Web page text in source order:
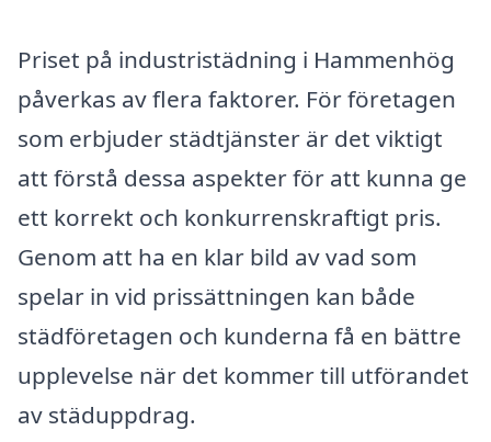
Priset på industristädning i Hammenhög
påverkas av flera faktorer. För företagen
som erbjuder städtjänster är det viktigt
att förstå dessa aspekter för att kunna ge
ett korrekt och konkurrenskraftigt pris.
Genom att ha en klar bild av vad som
spelar in vid prissättningen kan både
städföretagen och kunderna få en bättre
upplevelse när det kommer till utförandet
av städuppdrag.